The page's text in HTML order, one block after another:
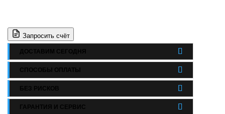
Запросить счёт
ДОСТАВИМ СЕГОДНЯ
СПОСОБЫ ОПЛАТЫ
БЕЗ РИСКОВ
ГАРАНТИЯ И СЕРВИС